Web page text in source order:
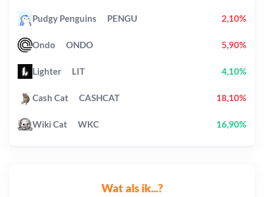
Wat als ik...?
Pudgy Penguins PENGU 2,10%
Ondo ONDO 5,90%
Lighter LIT 4,10%
Cash Cat CASHCAT 18,10%
Wiki Cat WKC 16,90%